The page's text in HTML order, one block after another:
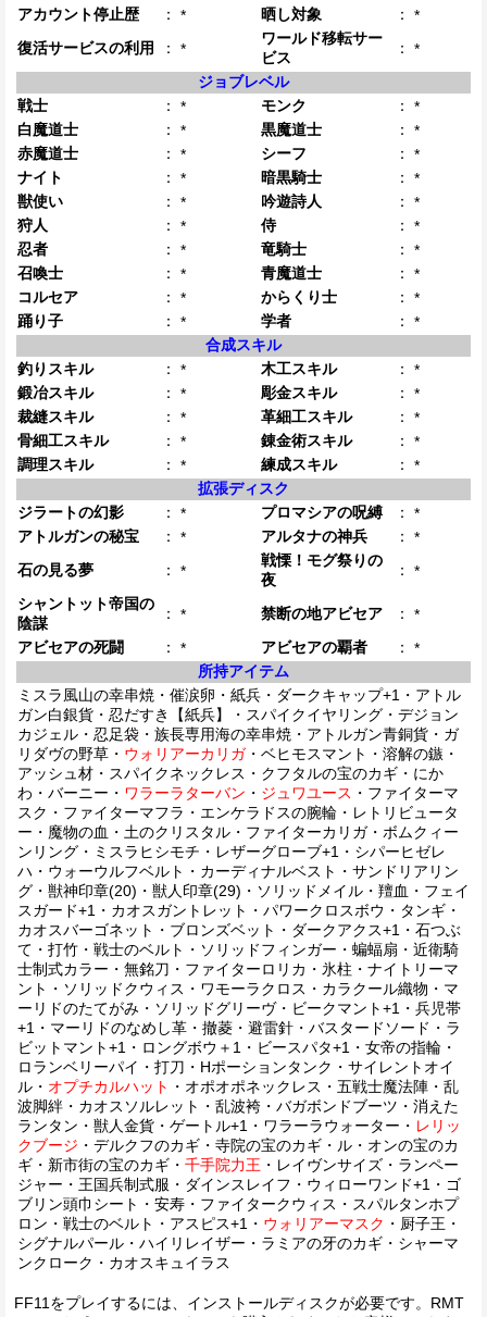
アカウント停止歴
： * 晒し対象 ：
*
復活サービスの利用
： *
ワールド移転サー
ビス
：
*
ジョブレベル
戦士
： * モンク ：
*
白魔道士
： * 黒魔道士 ：
*
赤魔道士
： * シーフ ：
*
ナイト
： * 暗黒騎士 ：
*
獣使い
： * 吟遊詩人 ：
*
狩人
： * 侍 ：
*
忍者
： * 竜騎士 ：
*
召喚士
： * 青魔道士 ：
*
コルセア
： * からくり士 ：
*
踊り子
： * 学者 ：
*
合成スキル
釣りスキル
： * 木工スキル ：
*
鍛冶スキル
： * 彫金スキル ：
*
裁縫スキル
： * 革細工スキル ：
*
骨細工スキル
： * 錬金術スキル ：
*
調理スキル
： * 練成スキル ：
*
拡張ディスク
ジラートの幻影
： * プロマシアの呪縛 ：
*
アトルガンの秘宝
： * アルタナの神兵 ：
*
石の見る夢
： *
戦慄！モグ祭りの
夜
：
*
シャントット帝国の
陰謀
： * 禁断の地アビセア ：
*
アビセアの死闘
： * アビセアの覇者 ：
*
所持アイテム
ミスラ風山の幸串焼・催涙卵・紙兵・ダークキャップ+1・アトル
ガン白銀貨・忍だすき【紙兵】・スパイクイヤリング・デジョン
カジェル・忍足袋・族長専用海の幸串焼・アトルガン青銅貨・ガ
リダヴの野草・ ウォリアーカリガ・ベヒモスマント・溶解の鏃・
アッシュ材・スパイクネックレス・クフタルの宝のカギ・にか
わ・バーニー・ ワラーラターバン ・ ジュワユース ・ファイターマ
スク・ファイターマフラ・エンケラドスの腕輪・レトリビュータ
ー・魔物の血・土のクリスタル・ファイターカリガ・ボムクィー
ンリング・ミスラヒシモチ・レザーグローブ+1・シパーヒゼレ
ハ・ウォーウルフベルト・カーディナルベスト・サンドリアリン
グ・獣神印章(20)・獣人印章(29)・ソリッドメイル・羶血・フェイ
スガード+1・カオスガントレット・パワークロスボウ・タンギ・
カオスバーゴネット・ブロンズベット・ダークアクス+1・石つぶ
て・打竹・戦士のベルト・ソリッドフィンガー・蝙蝠扇・近衛騎
士制式カラー・無銘刀・ファイターロリカ・氷柱・ナイトリーマ
ント・ソリッドクウィス・ワモーラクロス・カラクール織物・マ
ーリドのたてがみ・ソリッドグリーヴ・ビークマント+1・兵児帯
+1・マーリドのなめし革・撤菱・避雷針・バスタードソード・ラ
ビットマント+1・ロングボウ＋1・ビースパタ+1・女帝の指輪・
ロランベリーパイ・打刀・Hポーションタンク・サイレントオイ
ル・ オプチカルハット ・オポオポネックレス・五戦士魔法陣・乱
波脚絆・カオスソルレット・乱波袴・バガボンドブーツ・消えた
ランタン・獣人金貨・ゲートル+1・ワラーラウォーター・ レリッ
クブージ ・デルクフのカギ・寺院の宝のカギ・ル・オンの宝のカ
ギ・新市街の宝のカギ・ 千手院力王 ・レイヴンサイズ・ランペー
ジャー・王国兵制式服・ダインスレイフ・ウィローワンド+1・ゴ
ブリン頭巾シート・安寿・ファイタークウィス・スパルタンホプ
ロン・戦士のベルト・アスピス+1・ ウォリアーマスク ・厨子王・
シグナルパール・ハイリレイザー・ラミアの牙のカギ・シャーマ
ンクローク・カオスキュイラス
FF11をプレイするには、インストールディスクが必要です。RMT